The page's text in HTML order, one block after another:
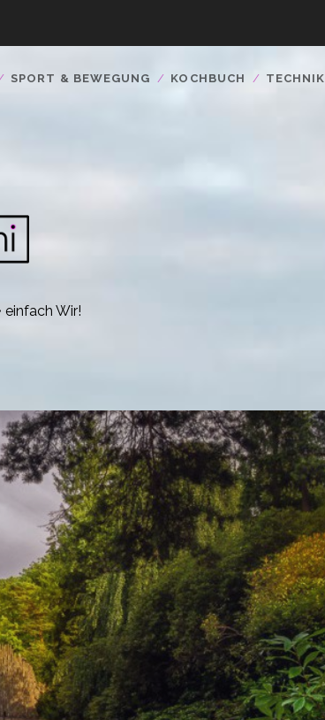
SPORT & BEWEGUNG KOCHBUCH TECHNIK
einfach Wir!